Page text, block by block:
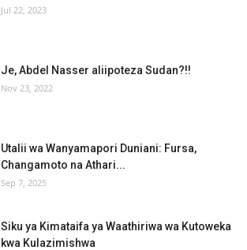
Jul 22, 2023
Je, Abdel Nasser aliipoteza Sudan?!!
Nov 23, 2022
Utalii wa Wanyamapori Duniani: Fursa,
Changamoto na Athari...
Sep 7, 2025
Siku ya Kimataifa ya Waathiriwa wa Kutoweka
kwa Kulazimishwa